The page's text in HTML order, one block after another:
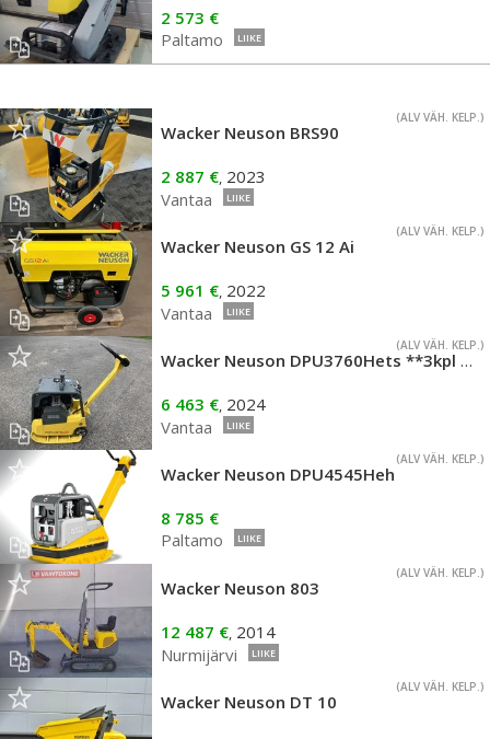
2 573 €
Paltamo
LIIKE
(ALV VÄH. KELP.)
Wacker Neuson BRS90
2 887 €, 2023
Vantaa
LIIKE
(ALV VÄH. KELP.)
Wacker Neuson GS 12 Ai
5 961 €, 2022
Vantaa
LIIKE
(ALV VÄH. KELP.)
Wacker Neuson DPU3760Hets **3kpl ERÄ**
6 463 €, 2024
Vantaa
LIIKE
(ALV VÄH. KELP.)
Wacker Neuson DPU4545Heh
8 785 €
Paltamo
LIIKE
(ALV VÄH. KELP.)
Wacker Neuson 803
12 487 €, 2014
Nurmijärvi
LIIKE
(ALV VÄH. KELP.)
Wacker Neuson DT 10